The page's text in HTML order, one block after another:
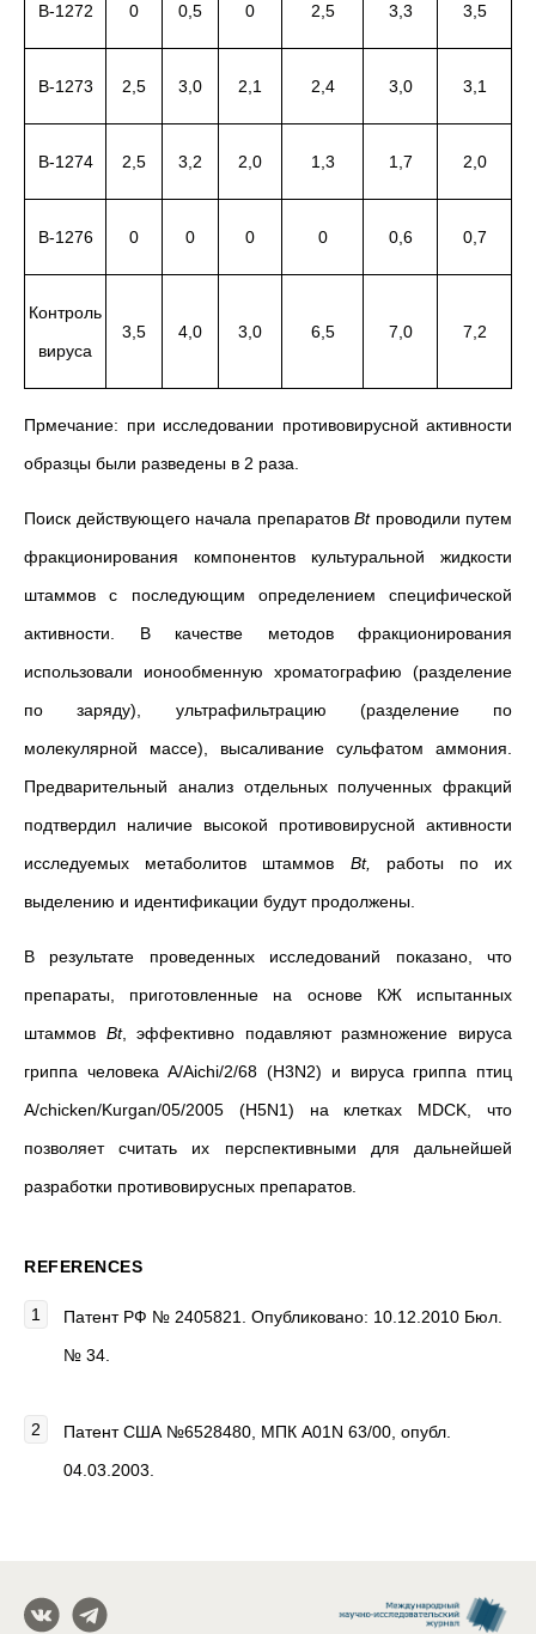
В-1272 0 0,5 0 2,5 3,3 3,5
В-1273 2,5 3,0 2,1 2,4 3,0 3,1
В-1274 2,5 3,2 2,0 1,3 1,7 2,0
В-1276 0 0 0 0 0,6 0,7
Контроль
вируса
3,5 4,0 3,0 6,5 7,0 7,2
Прмечание: при исследовании противовирусной активности
образцы были разведены в 2 раза.
Поиск действующего начала препаратов Btпроводили путем
фракционирования компонентов культуральной жидкости
штаммов с последующим определением специфической
активности. В качестве методов фракционирования
использовали ионообменную хроматографию (разделение
по заряду), ультрафильтрацию (разделение по
молекулярной массе), высаливание сульфатом аммония.
Предварительный анализ отдельных полученных фракций
подтвердил наличие высокой противовирусной активности
исследуемых метаболитов штаммов Bt,
работы по их
выделению и идентификации будут продолжены.
В результате проведенных исследований показано, что
препараты, приготовленные на основе КЖ испытанных
штаммов Bt, эффективно подавляют размножение вируса
гриппа человека A/Aichi/2/68 (H3N2) и вируса гриппа птиц
A/chicken/Kurgan/05/2005 (H5N1) на клетках MDCK, что
позволяет считать их перспективными для дальнейшей
разработки противовирусных препаратов.
REFERENCES
Патент РФ № 2405821. Опубликовано: 10.12.2010 Бюл.
№ 34.
Патент США №6528480, МПК А01N 63/00, опубл.
04.03.2003.